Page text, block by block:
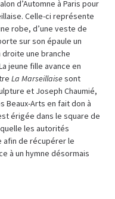
d’Automne à Paris pour
Celle-ci représente
robe, d’une veste de
sur son épaule un
droite une branche
jeune fille avance en
La Marseillaisesont
et Joseph Chaumié,
Beaux-Arts en fait don à
érigée dans le square de
les autorités
afin de récupérer le
à un hymne désormais